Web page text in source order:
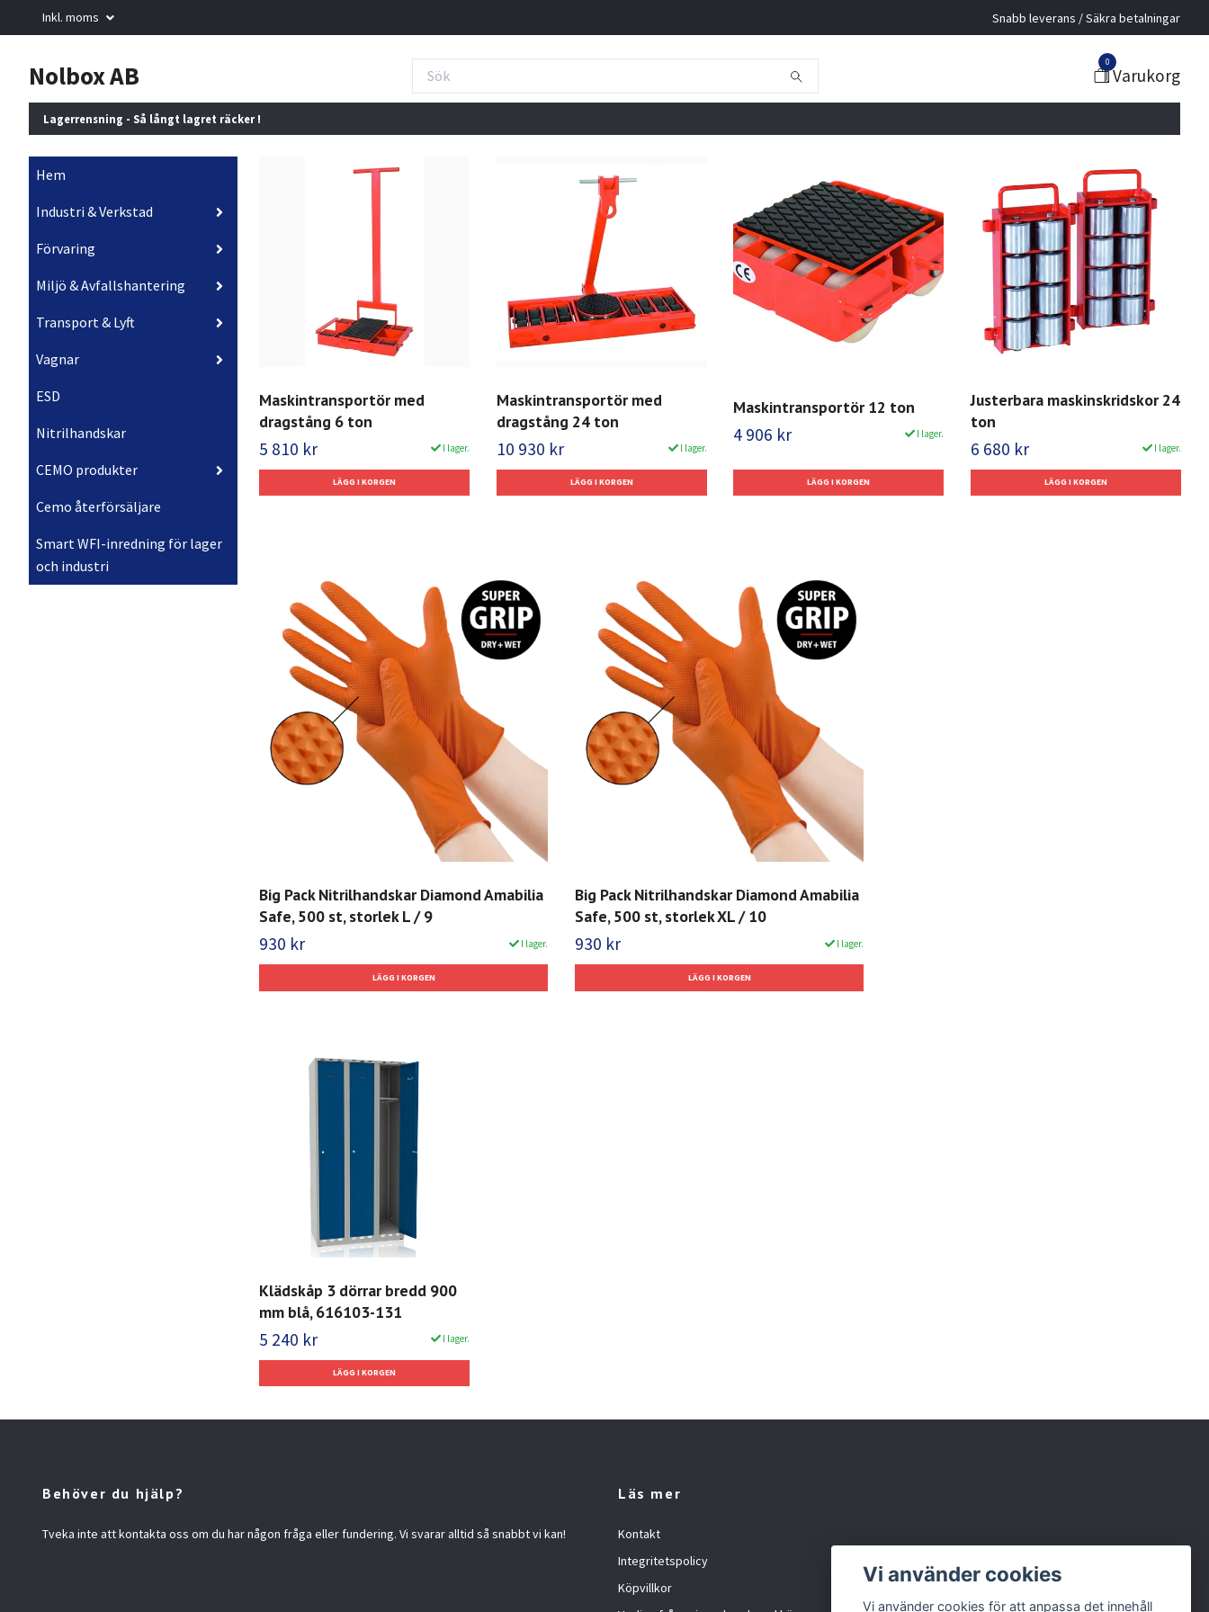
Inkl. moms Snabb leverans / Säkra betalningar
Nolbox AB 0
Varukorg
Lagerrensning - Så långt lagret räcker !
Hem
Industri & Verkstad
Förvaring
Miljö & Avfallshantering
Transport & Lyft
Vagnar
ESD
Nitrilhandskar
CEMO produkter
Cemo återförsäljare
Smart WFI-inredning för lager
och industri
Maskintransportör med
dragstång 6 ton
5 810 kr I lager.
Maskintransportör med
dragstång 24 ton
10 930 kr I lager.
Maskintransportör 12 ton
4 906 kr I lager.
Justerbara maskinskridskor 24
ton
6 680 kr I lager.
Big Pack Nitrilhandskar Diamond Amabilia
Safe, 500 st, storlek L / 9
930 kr I lager.
Big Pack Nitrilhandskar Diamond Amabilia
Safe, 500 st, storlek XL / 10
930 kr I lager.
Klädskåp 3 dörrar bredd 900
mm blå, 616103-131
5 240 kr I lager.
Behöver du hjälp?
Tveka inte att kontakta oss om du har någon fråga eller fundering. Vi svarar alltid så snabbt vi kan!
Läs mer
Kontakt
Integritetspolicy
Köpvillkor
Vi använder cookies
Vi använder cookies för att anpassa det innehåll